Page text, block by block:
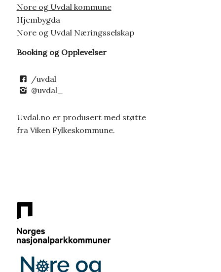
Nore og Uvdal kommune
Hjembygda
Nore og Uvdal Næringsselskap
Booking og Opplevelser
/uvdal
@uvdal_
Uvdal.no er produsert med støtte
fra Viken Fylkeskommune.